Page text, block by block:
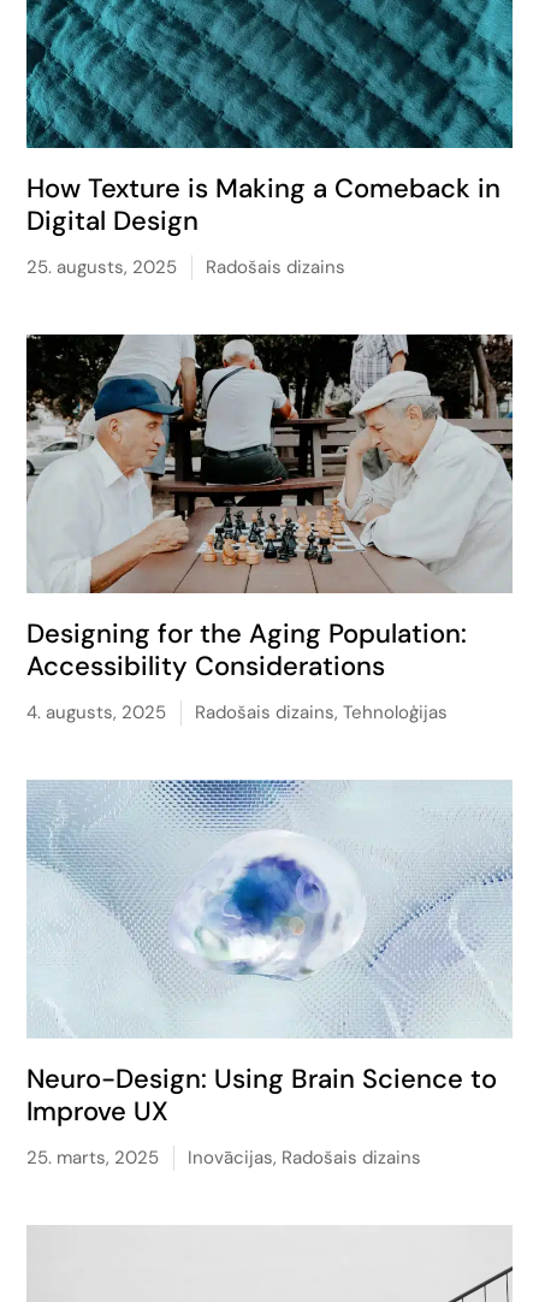
How Texture is Making a Comeback in
Digital Design
25. augusts, 2025 Radošais dizains
Designing for the Aging Population:
Accessibility Considerations
4. augusts, 2025 Radošais dizains,Tehnoloģijas
Neuro-Design: Using Brain Science to
Improve UX
25. marts, 2025 Inovācijas, Radošais dizains